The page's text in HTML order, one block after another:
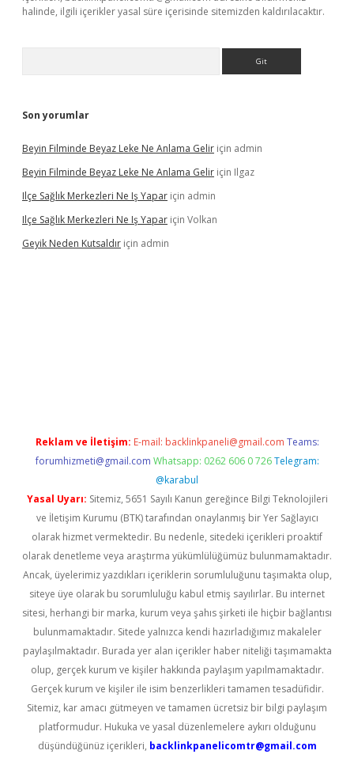
halinde, ilgili içerikler yasal süre içerisinde sitemizden kaldırılacaktır.
Son yorumlar
Beyin Filminde Beyaz Leke Ne Anlama Gelir için admin
Beyin Filminde Beyaz Leke Ne Anlama Gelir için Ilgaz
Ilçe Sağlık Merkezleri Ne Iş Yapar için admin
Ilçe Sağlık Merkezleri Ne Iş Yapar için Volkan
Geyik Neden Kutsaldır için admin
Reklam ve İletişim: E-mail: backlinkpaneli@gmail.com Teams:
forumhizmeti@gmail.com Whatsapp: 0262 606 0 726 Telegram:
@karabul
Yasal Uyarı: Sitemiz, 5651 Sayılı Kanun gereğince Bilgi Teknolojileri
ve İletişim Kurumu (BTK) tarafından onaylanmış bir Yer Sağlayıcı
olarak hizmet vermektedir. Bu nedenle, sitedeki içerikleri proaktif
olarak denetleme veya araştırma yükümlülüğümüz bulunmamaktadır.
Ancak, üyelerimiz yazdıkları içeriklerin sorumluluğunu taşımakta olup,
siteye üye olarak bu sorumluluğu kabul etmiş sayılırlar. Bu internet
sitesi, herhangi bir marka, kurum veya şahıs şirketi ile hiçbir bağlantısı
bulunmamaktadır. Sitede yalnızca kendi hazırladığımız makaleler
paylaşılmaktadır. Burada yer alan içerikler haber niteliği taşımamakta
olup, gerçek kurum ve kişiler hakkında paylaşım yapılmamaktadır.
Gerçek kurum ve kişiler ile isim benzerlikleri tamamen tesadüfidir.
Sitemiz, kar amacı gütmeyen ve tamamen ücretsiz bir bilgi paylaşım
platformudur. Hukuka ve yasal düzenlemelere aykırı olduğunu
düşündüğünüz içerikleri, backlinkpanelicomtr@gmail.com